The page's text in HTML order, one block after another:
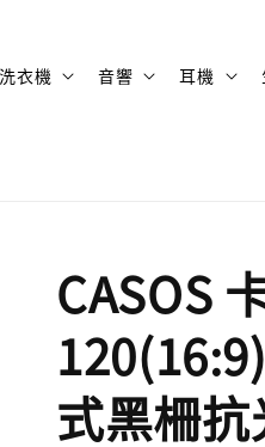
洗衣機 音響 耳機
CASOS
式黑柵